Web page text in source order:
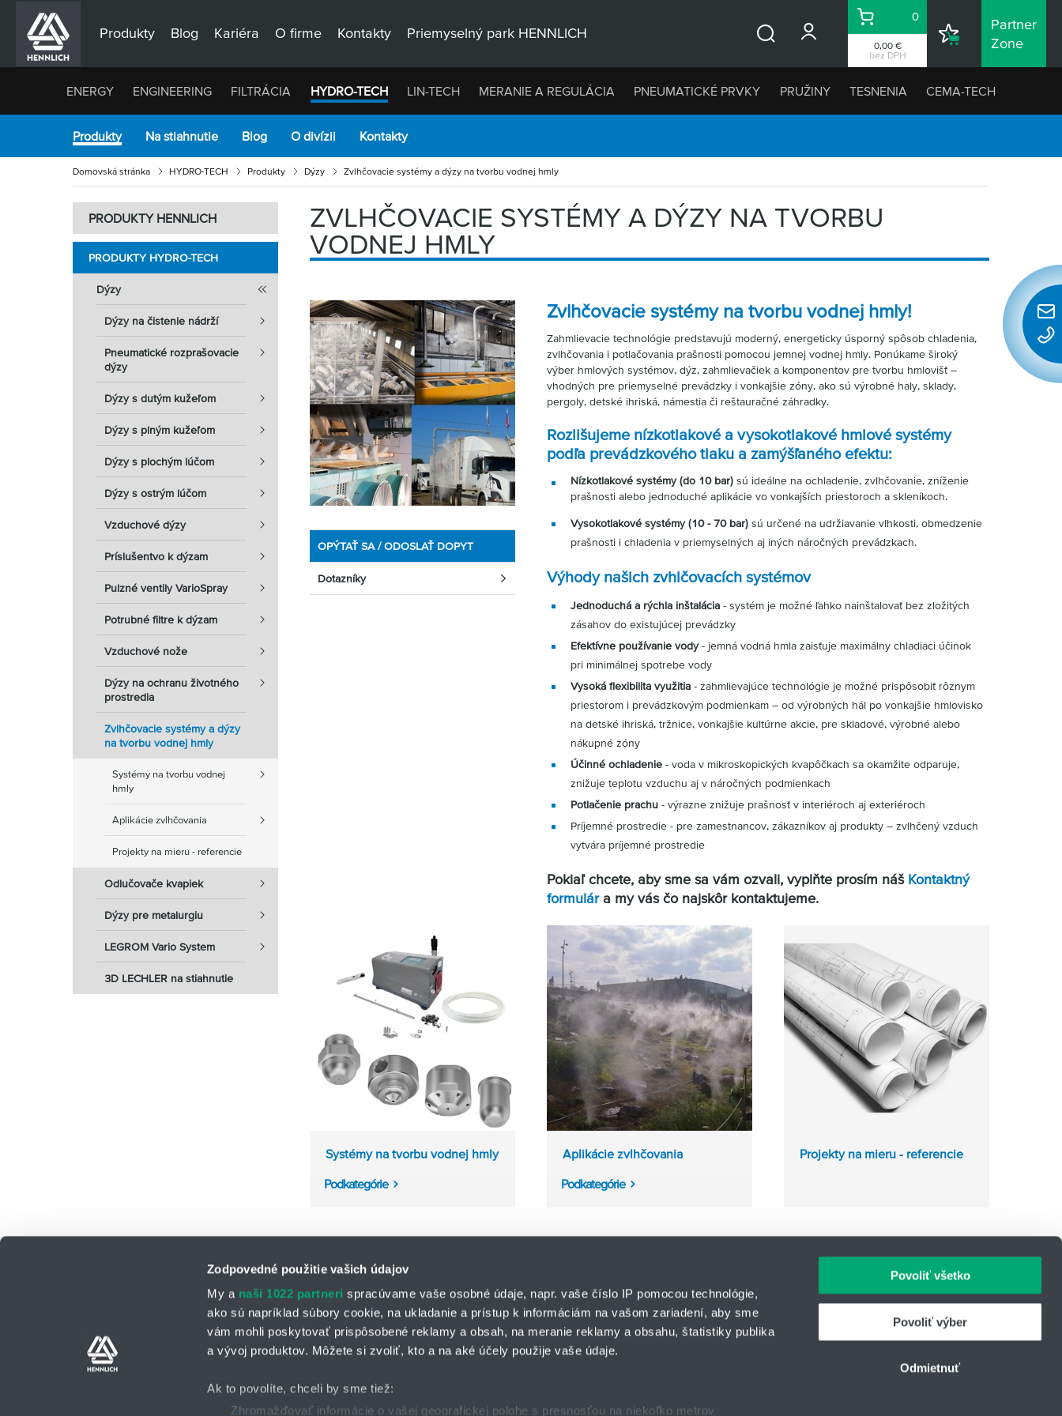
Zodpovedné použitie vašich údajov
My a naši 1022 partneri spracúvame vaše osobné údaje, napr. vaše číslo IP pomocou technológie,
ako sú napríklad súbory cookie, na ukladanie a prístup k informáciám na vašom zariadení, aby sme
vám mohli poskytovať prispôsobené reklamy a obsah, na meranie reklamy a obsahu, štatistiky publika
a vývoj produktov. Môžete si zvoliť, kto a na aké účely použije vaše údaje.
Ak to povolíte, chceli by sme tiež:
Zhromažďovať informácie o vašej geografickej polohe s presnosťou na niekoľko metrov
Povoliť všetko
Povoliť výber
Odmietnuť
Produkty Blog Kariéra O firme Kontakty Priemyselný park HENNLICH
0,00 €
bez DPH
Košík
0
Nákupný
Partner
Zone
ENERGY ENGINEERING FILTRÁCIA HYDRO-TECH LIN-TECH MERANIE A REGULÁCIA PNEUMATICKÉ PRVKY PRUŽINY TESNENIA CEMA-TECH
Produkty Na stiahnutie Blog O divízii Kontakty
Domovská stránka HYDRO-TECH Produkty Dýzy Zvlhčovacie systémy a dýzy na tvorbu vodnej hmly
PRODUKTY HENNLICH
PRODUKTY HYDRO-TECH
Dýzy
Dýzy na čistenie nádrží
Pneumatické rozprašovacie
dýzy
Dýzy s dutým kužeľom
Dýzy s plným kužeľom
Dýzy s plochým lúčom
Dýzy s ostrým lúčom
Vzduchové dýzy
Príslušentvo k dýzam
Pulzné ventily VarioSpray
Potrubné filtre k dýzam
Vzduchové nože
Dýzy na ochranu životného
prostredia
Zvlhčovacie systémy a dýzy
na tvorbu vodnej hmly
Systémy na tvorbu vodnej
hmly
Aplikácie zvlhčovania
Projekty na mieru - referencie
Odlučovače kvapiek
Dýzy pre metalurgiu
LEGROM Vario System
3D LECHLER na stiahnutie
ZVLHČOVACIE SYSTÉMY A DÝZY NA TVORBU
VODNEJ HMLY
OPÝTAŤ SA / ODOSLAŤ DOPYT
Dotazníky
Zvlhčovacie systémy na tvorbu vodnej hmly!
Zahmlievacie technológie predstavujú moderný, energeticky úsporný spôsob chladenia,
zvlhčovania i potlačovania prašnosti pomocou jemnej vodnej hmly. Ponúkame široký
výber hmlových systémov, dýz, zahmlievačiek a komponentov pre tvorbu hmlovišť –
vhodných pre priemyselné prevádzky i vonkajšie zóny, ako sú výrobné haly, sklady,
pergoly, detské ihriská, námestia či reštauračné záhradky.
Rozlišujeme nízkotlakové a vysokotlakové hmlové systémy
podľa prevádzkového tlaku a zamýšľaného efektu:
Nízkotlakové systémy (do 10 bar) sú ideálne na ochladenie, zvlhčovanie, zníženie
prašnosti alebo jednoduché aplikácie vo vonkajších priestoroch a skleníkoch.
Vysokotlakové systémy (10 - 70 bar) sú určené na udržiavanie vlhkosti, obmedzenie
prašnosti i chladenia v priemyselných aj iných náročných prevádzkach.
Výhody našich zvhlčovacích systémov
Jednoduchá a rýchla inštalácia - systém je možné ľahko nainštalovať bez zložitých
zásahov do existujúcej prevádzky
Efektívne používanie vody- jemná vodná hmla zaisťuje maximálny chladiaci účinok
pri minimálnej spotrebe vody
Vysoká flexibilita využitia - zahmlievajúce technológie je možné prispôsobiť rôznym
priestorom i prevádzkovým podmienkam – od výrobných hál po vonkajšie hmlovisko
na detské ihriská, tržnice, vonkajšie kultúrne akcie, pre skladové, výrobné alebo
nákupné zóny
Účinné ochladenie - voda v mikroskopických kvapôčkach sa okamžite odparuje,
znižuje teplotu vzduchu aj v náročných podmienkach
Potlačenie prachu - výrazne znižuje prašnosť v interiéroch aj exteriéroch
Príjemné prostredie - pre zamestnancov, zákazníkov aj produkty – zvlhčený vzduch
vytvára príjemné prostredie
Pokiaľ chcete, aby sme sa vám ozvali, vyplňte prosím náš Kontaktný
formulára my vás čo najskôr kontaktujeme.
Systémy na tvorbu vodnej hmly
Podkategórie
Aplikácie zvlhčovania
Podkategórie
Projekty na mieru - referencie
HENNLICH s.r.o.
Košťany nad Turcom 543
IČO: 31344500
Telefón: +421 903 447 245